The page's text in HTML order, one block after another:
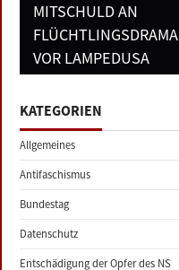
MITSCHULD AN
FLÜCHTLINGSDRAMA
VOR LAMPEDUSA
KATEGORIEN
Allgemeines
Antifaschismus
Bundestag
Datenschutz
Entschädigung der Opfer des NS